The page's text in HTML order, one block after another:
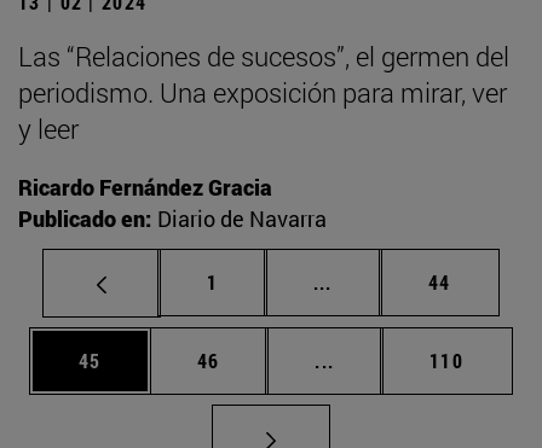
Las “Relaciones de sucesos”, el germen del
periodismo. Una exposición para mirar, ver
y leer
Ricardo Fernández Gracia
Publicado en: Diario de Navarra
Página
1 ... Páginas intermedias
Página
44
Página
45 Página
46 ... Páginas intermedias
Página
110